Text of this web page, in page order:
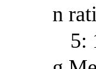
n
5: